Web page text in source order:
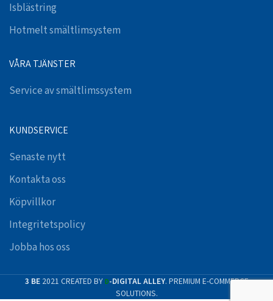
Isblästring
Hotmelt smältlimsystem
VÅRA TJÄNSTER
Service av smältlimssystem
KUNDSERVICE
Senaste nytt
Kontakta oss
Köpvillkor
Integritetspolicy
Jobba hos oss
3 BE 2021 CREATED BY D-DIGITAL ALLEY. PREMIUM E-COMMERCE
SOLUTIONS.